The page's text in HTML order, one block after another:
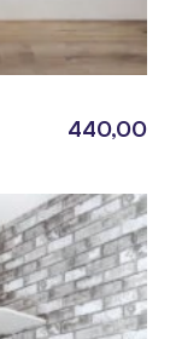
440,00